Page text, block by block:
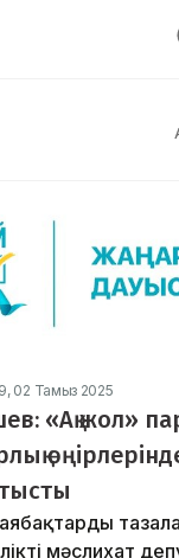
02 Тамыз 2025
«Ақ жол»
мәслихат